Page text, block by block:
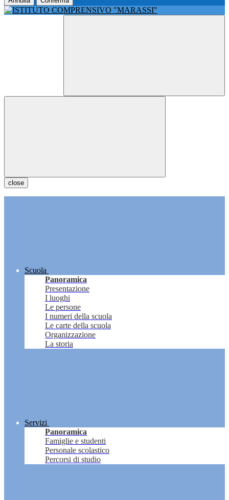
close
Scuola
Panoramica
Presentazione
I luoghi
Le persone
I numeri della scuola
Le carte della scuola
Organizzazione
La storia
Servizi
Panoramica
Famiglie e studenti
Personale scolastico
Percorsi di studio